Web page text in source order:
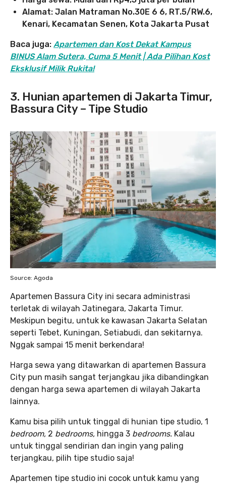
Alamat: Jalan Matraman No.30E 6 6, RT.5/RW.6,
Kenari, Kecamatan Senen, Kota Jakarta Pusat
Baca juga: Apartemen dan Kost Dekat Kampus
BINUS Alam Sutera, Cuma 5 Menit | Ada Pilihan Kost
Eksklusif Milik Rukita!
3. Hunian apartemen di Jakarta Timur,
Bassura City – Tipe Studio
Source: Agoda
Apartemen Bassura City ini secara administrasi
terletak di wilayah Jatinegara, Jakarta Timur.
Meskipun begitu, untuk ke kawasan Jakarta Selatan
seperti Tebet, Kuningan, Setiabudi, dan sekitarnya.
Nggak sampai 15 menit berkendara!
Harga sewa yang ditawarkan di apartemen Bassura
City pun masih sangat terjangkau jika dibandingkan
dengan harga sewa apartemen di wilayah Jakarta
lainnya.
Kamu bisa pilih untuk tinggal di hunian tipe studio, 1
bedroom, 2 bedrooms, hingga 3 bedrooms. Kalau
untuk tinggal sendirian dan ingin yang paling
terjangkau, pilih tipe studio saja!
Apartemen tipe studio ini cocok untuk kamu yang